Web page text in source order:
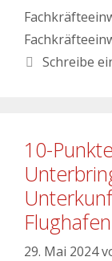
Schreibe
10-
29. Mai 2024